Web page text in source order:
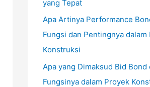
yang Tepat
Apa Artinya Performance
Fungsi dan Pentingnya dalam
Konstruksi
Apa yang Dimaksud Bid Bond
Fungsinya dalam Proyek